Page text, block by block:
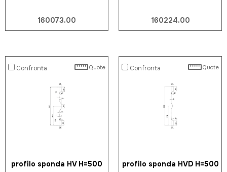
160073.00 160224.00
Confronta Quote
profilo sponda HV H=500
Confronta Quote
profilo sponda HVD H=500